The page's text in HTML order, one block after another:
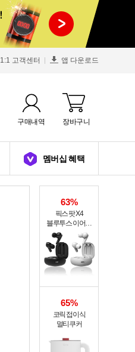
1:1 고객센터 앱 다운로드
구매내역 장바구니
멤버십 혜택
63%
픽스 팟 X4
블루투스 이어폰
XWS-303
65%
코릭 접이식
멀티쿠커